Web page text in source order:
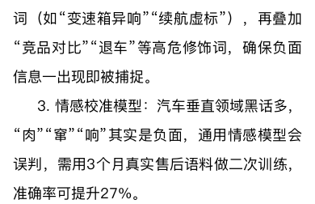
词（如“变速箱异响”“续航虚标”），再叠加
“竞品对比”“退车”等高危修饰词，确保负面
信息一出现即被捕捉。
3. 情感校准模型：汽车垂直领域黑话多，
“肉”“窜”“响”其实是负面，通用情感模型会
误判，需用3个月真实售后语料做二次训练，
准确率可提升27%。